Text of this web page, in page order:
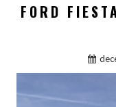
FORD